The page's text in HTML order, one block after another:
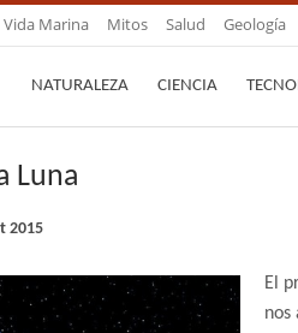
Vida Marina Mitos Salud Geología
NATURALEZA CIENCIA
Luna
2015
El
nos